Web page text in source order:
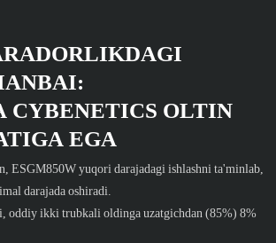
CYBENETICS OLTIN
EGA
ESGM850W yuqori darajadagi ishlashni ta'minlab,
darajada oshiradi.
oddiy ikki trubkali oldinga uzatgichdan (85%) 8%